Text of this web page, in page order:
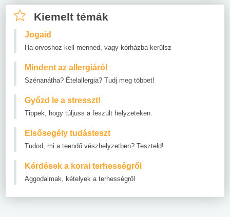
Kiemelt témák
Jogaid
Ha orvoshoz kell menned, vagy kórházba kerülsz
Mindent az allergiáról
Szénanátha? Ételallergia? Tudj meg többet!
Győzd le a stresszt!
Tippek, hogy túljuss a feszült helyzeteken.
Elsősegély tudásteszt
Tudod, mi a teendő vészhelyzetben? Teszteld!
Kérdések a korai terhességről
Aggodalmak, kételyek a terhességről